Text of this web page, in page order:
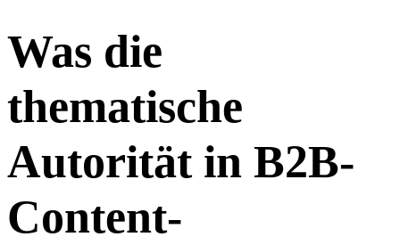
Was die
thematische
Autorität in B2B-
Content-